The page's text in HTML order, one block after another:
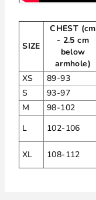
SIZE
CHEST (cm
- 2.5 cm
below
armhole)
XS
89-93
S
93-97
M
98-102
L
102-106
XL 108-112